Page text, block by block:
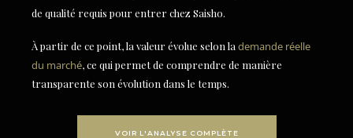
de qualité requis pour entrer chez Saisho.
À partir de ce point, la valeur évolue selon la demande réelle
du marché, ce qui permet de comprendre de manière
transparente son évolution dans le temps.
VOIR L'ANALYSE COMPLÈTE